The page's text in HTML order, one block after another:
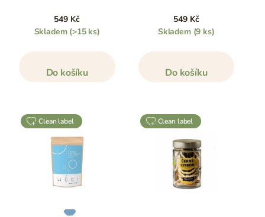
549 Kč
Skladem (>15 ks)
Do košíku
549 Kč
Skladem (9 ks)
Do košíku
clean label clean label